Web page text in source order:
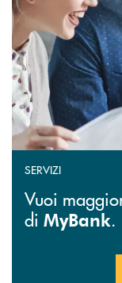
SERVIZI
Vuoi
di MyBank.